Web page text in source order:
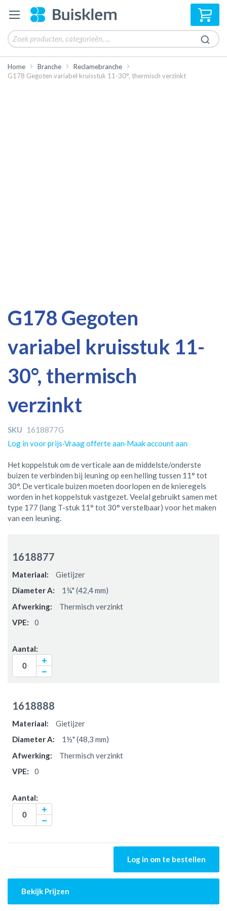
Home Branche
Reclamebranche
G178 Gegoten variabel kruisstuk 11-30°, thermisch verzinkt
G178 Gegoten
variabel kruisstuk 11-
30°, thermisch
verzinkt
SKU 1618877G
Log in voor prijs·Vraag offerte aan·Maak account aan
Het koppelstuk om de verticale aan de middelste/onderste
buizen te verbinden bij leuning op een helling tussen 11° tot
30°. De verticale buizen moeten doorlopen en de knieregels
worden in het koppelstuk vastgezet. Veelal gebruikt samen met
type 177 (lang T-stuk 11° tot 30° verstelbaar) voor het maken
van een leuning.
naar
van
afbeeldingen-
gallerij
naar
van
afbeeldingen-
gallerij
1618877
Gietijzer
1¼" (42,4 mm)
Thermisch verzinkt
0
1618888
Gietijzer
1½" (48,3 mm)
Thermisch verzinkt
0
Log in om te bestellen
Bekijk Prijzen